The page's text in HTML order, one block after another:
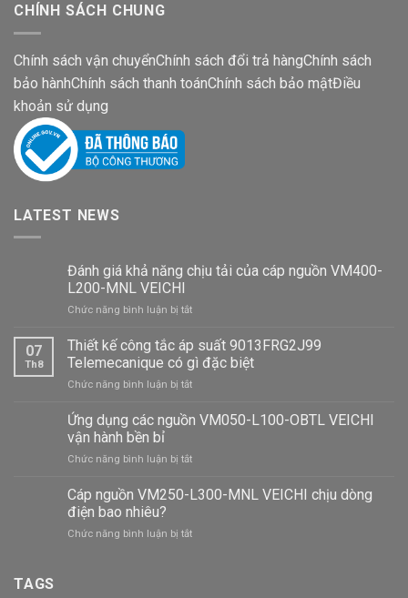
CHÍNH SÁCH CHUNG
Chính sách vận chuyểnChính sách đổi trả hàngChính sách
bảo hànhChính sách thanh toánChính sách bảo mậtĐiều
khoản sử dụng
LATEST NEWS
Đánh giá khả năng chịu tải của cáp nguồn VM400-
L200-MNL VEICHI
Chức năng bình luận bị tắtở
giá
khả
năng
chịu
của
VM400-
MNL
07
Th8
Thiết kế công tắc áp suất 9013FRG2J99
Telemecanique có gì đặc biệt
Chức năng bình luận bị tắtở
kế
áp
9013FRG2J99
gì
Ứng dụng các nguồn VM050-L100-OBTL VEICHI
vận hành bền bỉ
Chức năng bình luận bị tắtở
dụng
VM050-
Cáp nguồn VM250-L300-MNL VEICHI chịu dòng
điện bao nhiêu?
Chức năng bình luận bị tắtở
TAGS